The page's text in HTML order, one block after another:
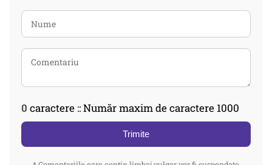
0 caractere :: Număr maxim de caractere 1000
Trimite